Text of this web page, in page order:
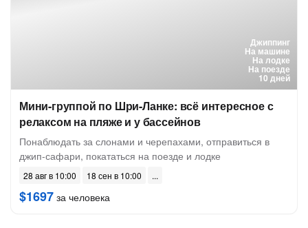
Джиппинг
На машине
На лодке
На поезде
10 дней
Мини-группой по Шри-Ланке: всё интересное с
релаксом на пляже и у бассейнов
Понаблюдать за слонами и черепахами, отправиться в
джип-сафари, покататься на поезде и лодке
28 авг в 10:00 18 сен в 10:00
$1697 за человека